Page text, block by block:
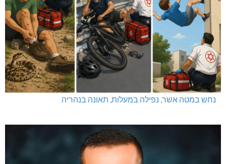
נחש במטה אשר, נפילה במעלות, תאונה בנהריה